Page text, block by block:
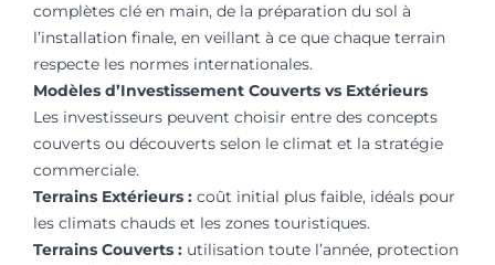
complètes clé en main, de la préparation du sol à
l’installation finale, en veillant à ce que chaque terrain
respecte les normes internationales.
Modèles d’Investissement Couverts vs Extérieurs
Les investisseurs peuvent choisir entre des concepts
couverts ou découverts selon le climat et la stratégie
commerciale.
Terrains Extérieurs : coût initial plus faible, idéals pour
les climats chauds et les zones touristiques.
Terrains Couverts : utilisation toute l’année, protection